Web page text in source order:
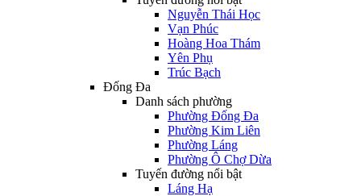
Nguyễn Thái Học
Vạn Phúc
Hoàng Hoa Thám
Yên Phụ
Trúc Bạch
Đống Đa
Danh sách phường
Phường Đống Đa
Phường Kim Liên
Phường Láng
Phường Ô Chợ Dừa
Tuyến đường nổi bật
Láng Hạ